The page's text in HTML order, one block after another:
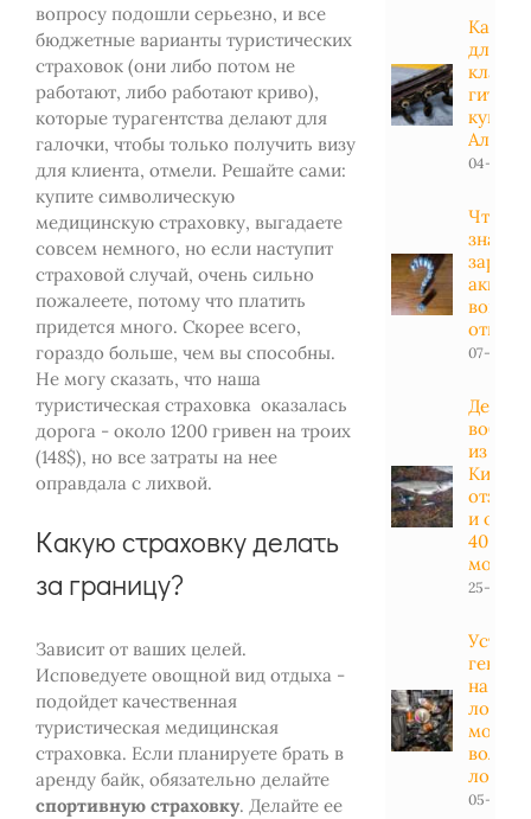
вопросу подошли серьезно, и все
бюджетные варианты туристических
страховок (они либо потом не
работают, либо работают криво),
которые турагентства делают для
галочки, чтобы только получить визу
для клиента, отмели. Решайте сами:
купите символическую
медицинскую страховку, выгадаете
совсем немного, но если наступит
страховой случай, очень сильно
пожалеете, потому что платить
придется много. Скорее всего,
гораздо больше, чем вы способны.
Не могу сказать, что наша
туристическая страховка оказалась
дорога - около 1200 гривен на троих
(148$), но все затраты на нее
оправдала с лихвой.
Какую страховку делать
за границу?
Зависит от ваших целей.
Исповедуете овощной вид отдыха -
подойдет качественная
туристическая медицинская
страховка. Если планируете брать в
аренду байк, обязательно делайте
спортивную страховку. Делайте ее
Какие
для
гитары
купить
04-01-
Что
знать
заряд
ответы
07-04-
из
Китая:
отзывы
и
40
25-11-
на
мотор
вольт в
лодке
05-01-